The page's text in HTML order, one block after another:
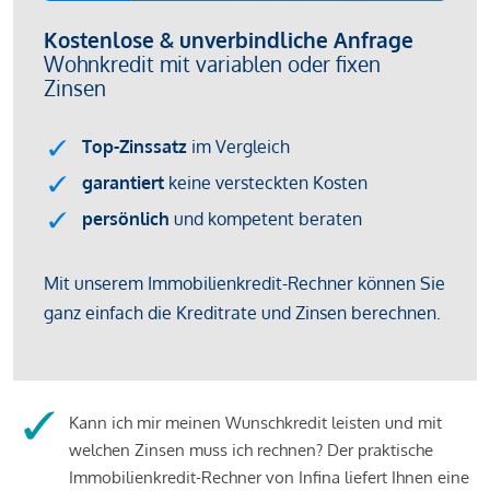
Kann ich mir meinen Wunschkredit leisten und mit
welchen Zinsen muss ich rechnen? Der praktische
Immobilienkredit-Rechner von Infina liefert Ihnen eine